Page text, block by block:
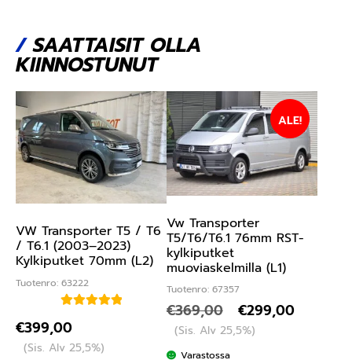
/SAATTAISIT OLLA
KIINNOSTUNUT
VW Transporter T5 / T6
/ T6.1 (2003–2023)
Kylkiputket 70mm (L2)
Tuotenro: 63222
tuotteesta:
5.00/ 5
€399,00
(Sis. Alv 25,5%)
Vw Transporter
T5/T6/T6.1 76mm RST-
kylkiputket
muoviaskelmilla (L1)
Tuotenro: 67357
ALE!
€369,00 €299,00
(Sis. Alv 25,5%)
Varastossa